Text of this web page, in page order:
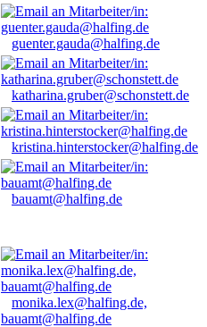
guenter.gauda@halfing.de
katharina.gruber@schonstett.de
kristina.hinterstocker@halfing.de
bauamt@halfing.de
monika.lex@halfing.de,
bauamt@halfing.de